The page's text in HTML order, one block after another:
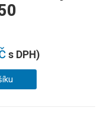
s DPH)